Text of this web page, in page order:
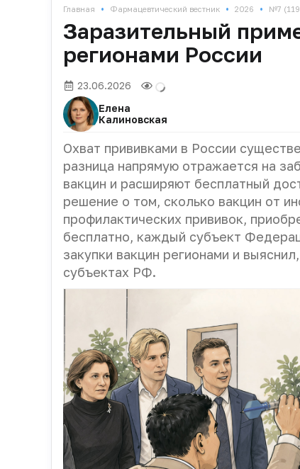
Главная • Фармацевтический вестник • 2026 • №7
Заразительный
регионами России
23.06.2026
Елена
Калиновская
Охват прививками в России
разница напрямую отражается на
вакцин и расширяют бесплатный
решение о том, сколько вакцин от
профилактических прививок,
бесплатно, каждый субъект
закупки вакцин регионами и
субъектах РФ.